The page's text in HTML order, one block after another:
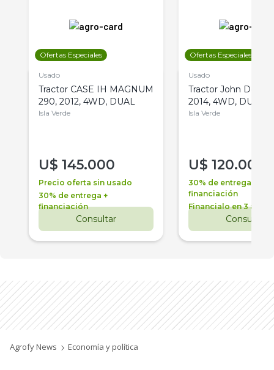
Ofertas Especiales
Usado
Tractor CASE IH MAGNUM
290, 2012, 4WD, DUAL
Isla Verde
U$ 145.000
Precio oferta sin usado
30% de entrega +
financiación
Consultar
Ofertas Especiales
Usado
Tractor John Deere
2014, 4WD, DUAL
Isla Verde
U$ 120.000
30% de entrega +
financiación
Financialo en 3 años
Consultar
Agrofy News Economía y política